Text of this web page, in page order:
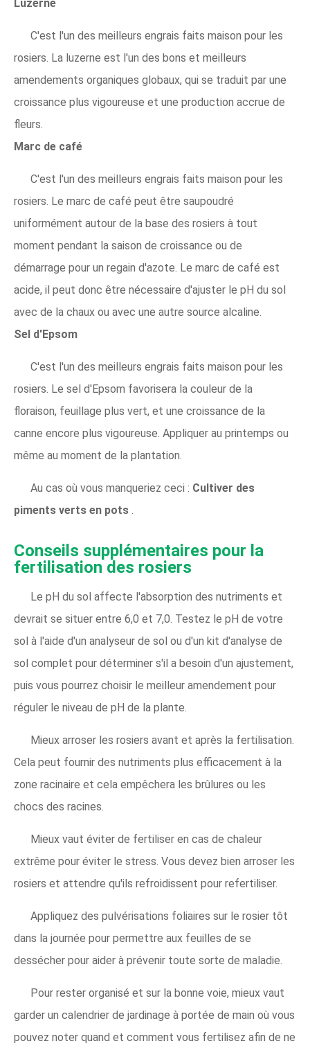
Luzerne
C'est l'un des meilleurs engrais faits maison pour les
rosiers. La luzerne est l'un des bons et meilleurs
amendements organiques globaux, qui se traduit par une
croissance plus vigoureuse et une production accrue de
fleurs.
Marc de café
C'est l'un des meilleurs engrais faits maison pour les
rosiers. Le marc de café peut être saupoudré
uniformément autour de la base des rosiers à tout
moment pendant la saison de croissance ou de
démarrage pour un regain d'azote. Le marc de café est
acide, il peut donc être nécessaire d'ajuster le pH du sol
avec de la chaux ou avec une autre source alcaline.
Sel d'Epsom
C'est l'un des meilleurs engrais faits maison pour les
rosiers. Le sel d'Epsom favorisera la couleur de la
floraison, feuillage plus vert, et une croissance de la
canne encore plus vigoureuse. Appliquer au printemps ou
même au moment de la plantation.
Au cas où vous manqueriez ceci : Cultiver des
piments verts en pots .
Conseils supplémentaires pour la
fertilisation des rosiers
Le pH du sol affecte l'absorption des nutriments et
devrait se situer entre 6,0 et 7,0. Testez le pH de votre
sol à l'aide d'un analyseur de sol ou d'un kit d'analyse de
sol complet pour déterminer s'il a besoin d'un ajustement,
puis vous pourrez choisir le meilleur amendement pour
réguler le niveau de pH de la plante.
Mieux arroser les rosiers avant et après la fertilisation.
Cela peut fournir des nutriments plus efficacement à la
zone racinaire et cela empêchera les brûlures ou les
chocs des racines.
Mieux vaut éviter de fertiliser en cas de chaleur
extrême pour éviter le stress. Vous devez bien arroser les
rosiers et attendre qu'ils refroidissent pour refertiliser.
Appliquez des pulvérisations foliaires sur le rosier tôt
dans la journée pour permettre aux feuilles de se
dessécher pour aider à prévenir toute sorte de maladie.
Pour rester organisé et sur la bonne voie, mieux vaut
garder un calendrier de jardinage à portée de main où vous
pouvez noter quand et comment vous fertilisez afin de ne